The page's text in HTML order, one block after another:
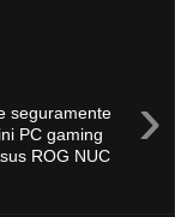
›
seguramente
PC gaming
ROG NUC